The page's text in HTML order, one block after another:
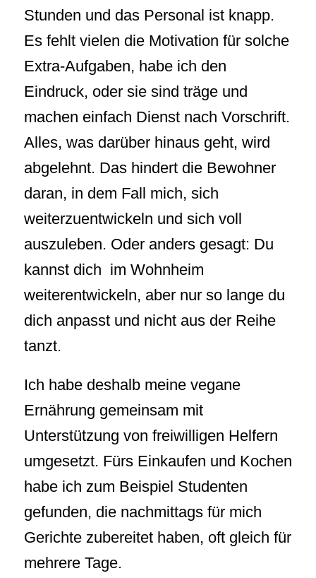
Stunden und das Personal ist knapp.
Es fehlt vielen die Motivation für solche
Extra-Aufgaben, habe ich den
Eindruck, oder sie sind träge und
machen einfach Dienst nach Vorschrift.
Alles, was darüber hinaus geht, wird
abgelehnt. Das hindert die Bewohner
daran, in dem Fall mich, sich
weiterzuentwickeln und sich voll
auszuleben. Oder anders gesagt: Du
kannst dich im Wohnheim
weiterentwickeln, aber nur so lange du
dich anpasst und nicht aus der Reihe
tanzt.
Ich habe deshalb meine vegane
Ernährung gemeinsam mit
Unterstützung von freiwilligen Helfern
umgesetzt. Fürs Einkaufen und Kochen
habe ich zum Beispiel Studenten
gefunden, die nachmittags für mich
Gerichte zubereitet haben, oft gleich für
mehrere Tage.